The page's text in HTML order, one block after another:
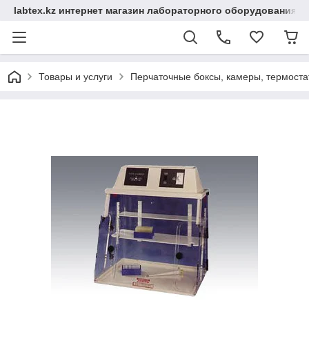
labtex.kz интернет магазин лабораторного оборудования
Товары и услуги Перчаточные боксы, камеры,